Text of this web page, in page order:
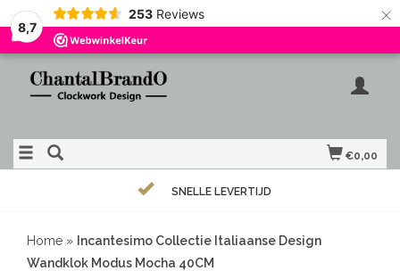
8,7
253 Reviews ×
€0,00
SNELLE LEVERTIJD
Home » Incantesimo Collectie Italiaanse Design
Wandklok Modus Mocha 40CM